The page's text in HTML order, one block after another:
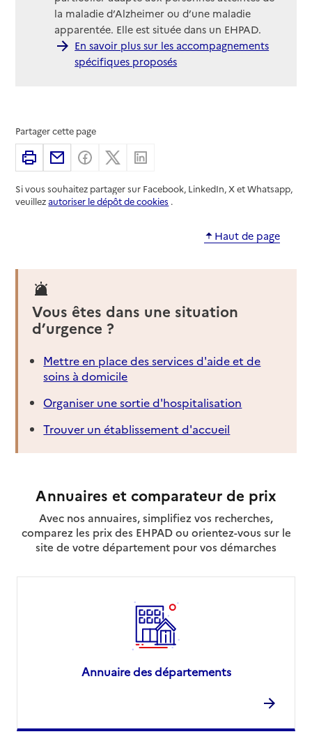
la maladie d’Alzheimer ou d’une maladie
apparentée. Elle est située dans un EHPAD.
En savoir plus sur les accompagnements
spécifiques proposés
Partager cette page
ImprimerPartager par email
Partager sur Facebook
Partager sur X
Si vous souhaitez partager sur Facebook, LinkedIn, X et Whatsapp,
veuillezautoriser le dépôt de cookies .
Haut de page
Vous êtes dans une situation
d’urgence ?
Mettre en place des services d'aide et de
soins à domicile
Organiser une sortie d'hospitalisation
Trouver un établissement d'accueil
Annuaires et comparateur de prix
Avec nos annuaires, simplifiez vos recherches,
comparez les prix des EHPAD ou orientez-vous sur le
site de votre département pour vos démarches
Annuaire des départements